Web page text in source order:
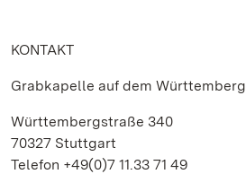
KONTAKT
Grabkapelle auf dem Württemberg
Württembergstraße 340
70327 Stuttgart
Telefon +49(0)7 11.33 71 49